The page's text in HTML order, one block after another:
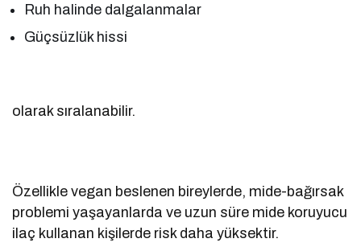
Ruh halinde dalgalanmalar
Güçsüzlük hissi
olarak sıralanabilir.
Özellikle vegan beslenen bireylerde, mide-bağırsak
problemi yaşayanlarda ve uzun süre mide koruyucu
ilaç kullanan kişilerde risk daha yüksektir.